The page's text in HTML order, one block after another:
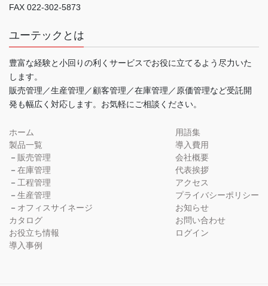
FAX 022-302-5873
ユーテックとは
豊富な経験と小回りの利くサービスでお役に立てるよう尽力いた
します。
販売管理／生産管理／顧客管理／在庫管理／原価管理など受託開
発も幅広く対応します。お気軽にご相談ください。
ホーム
製品一覧
－ 販売管理
－ 在庫管理
－ 工程管理
－ 生産管理
－ オフィスサイネージ
カタログ
お役立ち情報
導入事例
用語集
導入費用
会社概要
代表挨拶
アクセス
プライバシーポリシー
お知らせ
お問い合わせ
ログイン